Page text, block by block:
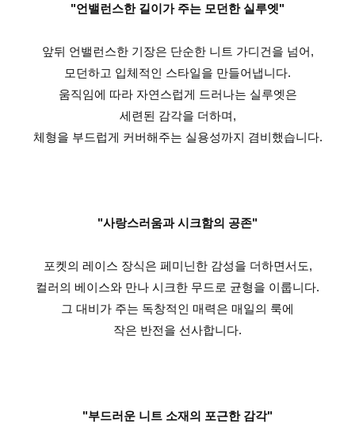
"언밸런스한 길이가 주는 모던한 실루엣"
앞뒤 언밸런스한 기장은 단순한 니트 가디건을 넘어,
모던하고 입체적인 스타일을 만들어냅니다.
움직임에 따라 자연스럽게 드러나는 실루엣은
세련된 감각을 더하며,
체형을 부드럽게 커버해주는 실용성까지 겸비했습니다.
"사랑스러움과 시크함의 공존"
포켓의 레이스 장식은 페미닌한 감성을 더하면서도,
컬러의 베이스와 만나 시크한 무드로 균형을 이룹니다.
그 대비가 주는 독창적인 매력은 매일의 룩에
작은 반전을 선사합니다.
"부드러운 니트 소재의 포근한 감각"